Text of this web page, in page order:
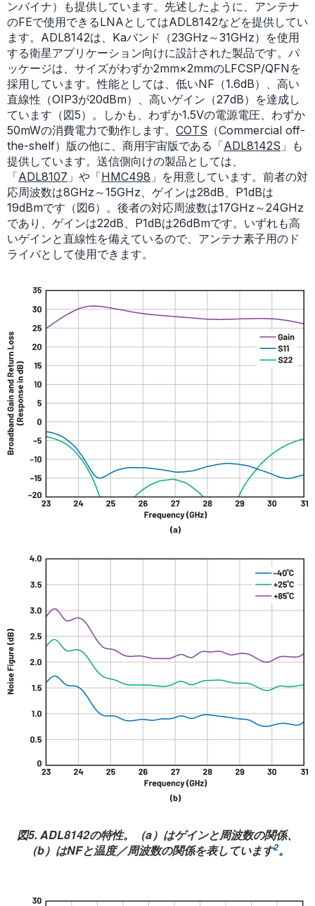
ンバイナ）も提供しています。先述したように、アンテナ
のFEで使用できるLNAとしてはADL8142などを提供してい
ます。ADL8142は、Kaバンド（23GHz～31GHz）を使用
する衛星アプリケーション向けに設計された製品です。パ
ッケージは、サイズがわずか2mm×2mmのLFCSP/QFNを
採用しています。性能としては、低いNF（1.6dB）、高い
直線性（OIP3が20dBm）、高いゲイン（27dB）を達成し
ています（図5）。しかも、わずか1.5Vの電源電圧、わずか
50mWの消費電力で動作します。 COTS （Commercial off-
the-shelf）版の他に、商用宇宙版である「ADL8142S 」も
提供しています。送信側向けの製品としては、
「ADL8107 」や「HMC498 」を用意しています。前者の対
応周波数は8GHz～15GHz、ゲインは28dB、P1dBは
19dBmです（図6）。後者の対応周波数は17GHz～24GHz
であり、ゲインは22dB、P1dBは26dBmです。いずれも高
いゲインと直線性を備えているので、アンテナ素子用のド
ライバとして使用できます。
図5. ADL8142の特性。（a）はゲインと周波数の関係、
（b）はNFと温度／周波数の関係を表しています2。